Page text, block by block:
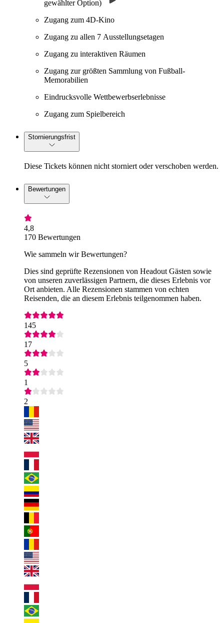
gewählter Option)
Zugang zum 4D-Kino
Zugang zu allen 7 Ausstellungsetagen
Zugang zu interaktiven Räumen
Zugang zur größten Sammlung von Fußball-
Memorabilien
Eindrucksvolle Wettbewerbserlebnisse
Zugang zum Spielbereich
Stornierungsfrist
Diese Tickets können nicht storniert oder verschoben werden.
Bewertungen
4,8
170 Bewertungen
Wie sammeln wir Bewertungen?
Dies sind geprüfte Rezensionen von Headout Gästen sowie
von unseren zuverlässigen Partnern, die dieses Erlebnis vor
Ort anbieten. Alle Rezensionen stammen von echten
Reisenden, die an diesem Erlebnis teilgenommen haben.
145
17
5
1
2